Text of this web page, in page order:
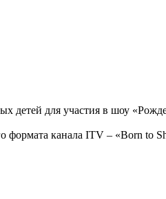
детей для участия в шоу
формата канала ITV – «Born to